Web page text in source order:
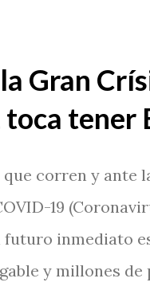
"no naturales",
ella hayan
van desde un
crímenes o
acumulan
queda
Gran
tener
que corren y ante
19
inmediato
y millones